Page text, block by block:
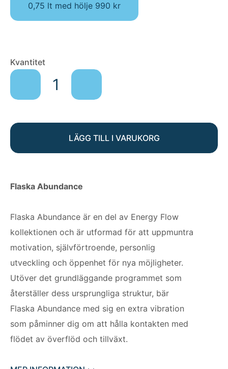
0,75 lt med hölje 990 kr
Kvantitet
FLASKA
ABUNDANCE
LÄGG TILL I VARUKORG
Flaska Abundance
Flaska Abundance är en del av Energy Flow
kollektionen och är utformad för att uppmuntra
motivation, självförtroende, personlig
utveckling och öppenhet för nya möjligheter.
Utöver det grundläggande programmet som
återställer dess ursprungliga struktur, bär
Flaska Abundance med sig en extra vibration
som påminner dig om att hålla kontakten med
flödet av överflöd och tillväxt.